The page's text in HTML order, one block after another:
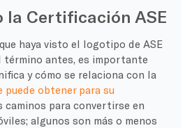
la Certificación ASE
haya visto el logotipo de ASE
término antes, es importante
y cómo se relaciona con la
puede obtener para su
caminos para convertirse en
algunos son más o menos